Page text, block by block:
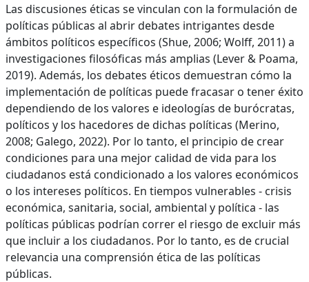
Las discusiones éticas se vinculan con la formulación de
políticas públicas al abrir debates intrigantes desde
ámbitos políticos específicos (Shue, 2006; Wolff, 2011) a
investigaciones filosóficas más amplias (Lever & Poama,
2019). Además, los debates éticos demuestran cómo la
implementación de políticas puede fracasar o tener éxito
dependiendo de los valores e ideologías de burócratas,
políticos y los hacedores de dichas políticas (Merino,
2008; Galego, 2022). Por lo tanto, el principio de crear
condiciones para una mejor calidad de vida para los
ciudadanos está condicionado a los valores económicos
o los intereses políticos. En tiempos vulnerables - crisis
económica, sanitaria, social, ambiental y política - las
políticas públicas podrían correr el riesgo de excluir más
que incluir a los ciudadanos. Por lo tanto, es de crucial
relevancia una comprensión ética de las políticas
públicas.